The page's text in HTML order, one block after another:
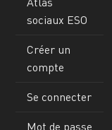
sociaux ESO
Créer un
compte
Se connecter
Mot de passe